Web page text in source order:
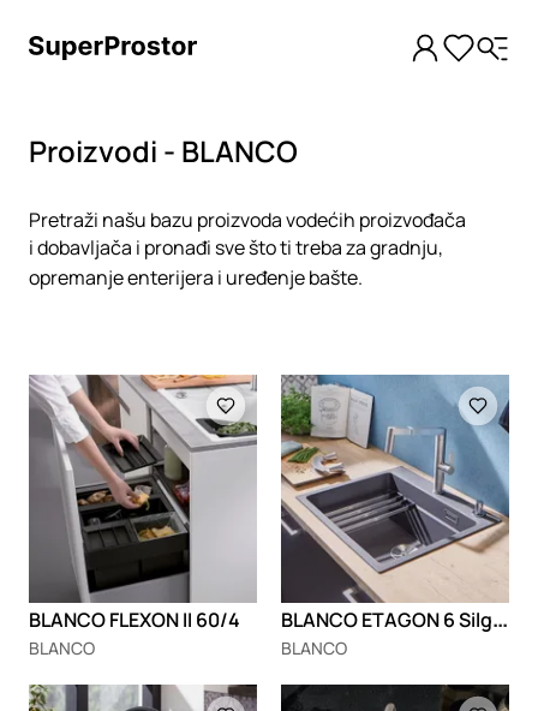
Proizvodi - BLANCO
Pretraži našu bazu proizvoda vodećih proizvođača
i dobavljača i pronađi sve što ti treba za gradnju,
opremanje enterijera i uređenje bašte.
Loading
BLANCO FLEXON II 60/4
BLANCO
Loading
B
LANCO ETAGON 6 Silgranit
BLANCO
Loading Loading